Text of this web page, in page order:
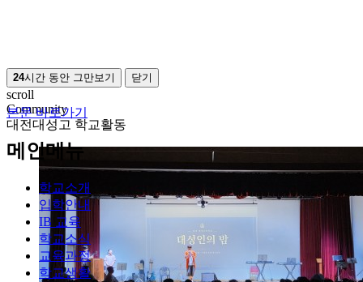
24시간 동안 그만보기 닫기
본문 바로가기
메인메뉴
학교소개
입학안내
IB 교육
학교소식
교육과정
학교생활
scroll
Community
대전대성고 학교활동